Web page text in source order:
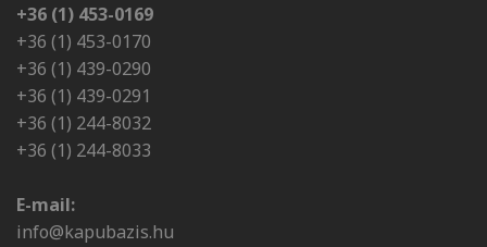
+36 (1) 453-0169
+36 (1) 453-0170
+36 (1) 439-0290
+36 (1) 439-0291
+36 (1) 244-8032
+36 (1) 244-8033
E-mail:
info@kapubazis.hu